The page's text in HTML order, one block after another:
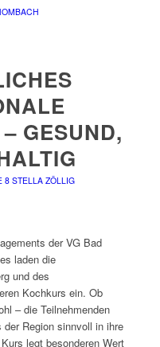
GESUND,
8 STELLA ZÖLLIG
der VG Bad
laden die
und des
Kochkurs ein. Ob
– die Teilnehmenden
Region sinnvoll in ihre
legt besonderen Wert